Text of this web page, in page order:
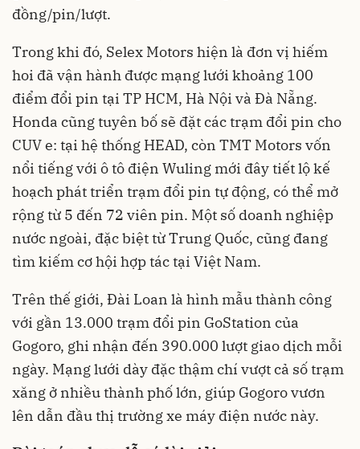
đồng/pin/lượt.
Trong khi đó, Selex Motors hiện là đơn vị hiếm
hoi đã vận hành được mạng lưới khoảng 100
điểm đổi pin tại TP HCM, Hà Nội và Đà Nẵng.
Honda cũng tuyên bố sẽ đặt các trạm đổi pin cho
CUV e: tại hệ thống HEAD, còn TMT Motors vốn
nổi tiếng với ô tô điện Wuling mới đây tiết lộ kế
hoạch phát triển trạm đổi pin tự động, có thể mở
rộng từ 5 đến 72 viên pin. Một số doanh nghiệp
nước ngoài, đặc biệt từ Trung Quốc, cũng đang
tìm kiếm cơ hội hợp tác tại Việt Nam.
Trên thế giới, Đài Loan là hình mẫu thành công
với gần 13.000 trạm đổi pin GoStation của
Gogoro, ghi nhận đến 390.000 lượt giao dịch mỗi
ngày. Mạng lưới dày đặc thậm chí vượt cả số trạm
xăng ở nhiều thành phố lớn, giúp Gogoro vươn
lên dẫn đầu thị trường xe máy điện nước này.